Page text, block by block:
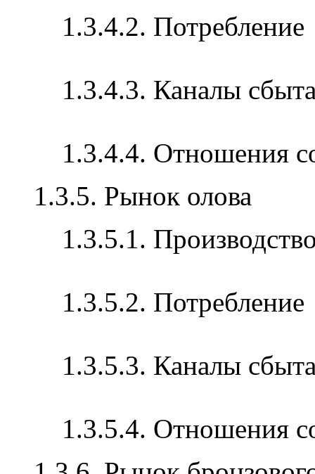
1.3.4.2. Потребление
1.3.4.3. Каналы
1.3.4.4. Отношения
1.3.5. Рынок олова
1.3.5.1.
1.3.5.2. Потребление
1.3.5.3. Каналы
1.3.5.4. Отношения